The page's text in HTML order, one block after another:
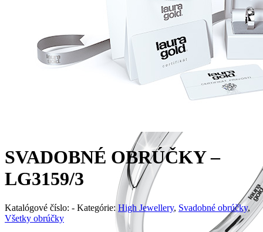
SVADOBNÉ OBRÚČKY –
LG3159/3
Katalógové číslo: - Kategórie: High Jewellery, Svadobné obrúčky,
Všetky obrúčky